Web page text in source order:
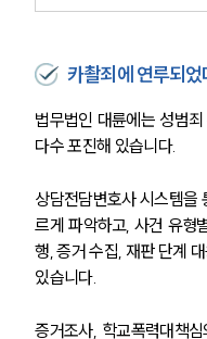
뉴스
카촬죄에 연루되었
법무법인 대륜에는 성범
다수 포진해 있습니다.
상담전담변호사 시스템을
르게 파악하고, 사건 유형
행, 증거 수집, 재판 단계
있습니다.
증거조사, 학교폭력대책